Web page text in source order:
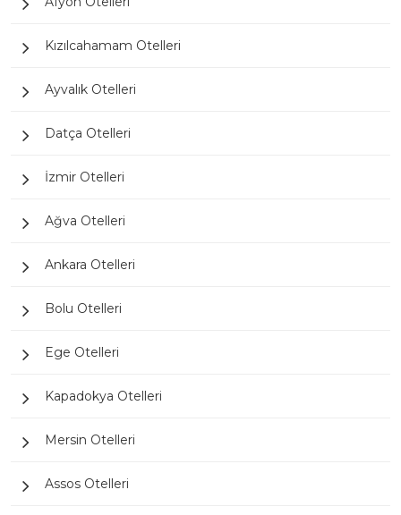
Kızılcahamam Otelleri
Ayvalık Otelleri
Datça Otelleri
İzmir Otelleri
Ağva Otelleri
Ankara Otelleri
Bolu Otelleri
Ege Otelleri
Kapadokya Otelleri
Mersin Otelleri
Assos Otelleri